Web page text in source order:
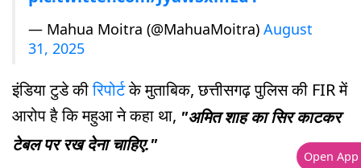
— Mahua Moitra (@MahuaMoitra) August
31, 2025
इंडिया टुडे कीरिपोर्टके मुताबिक, छत्तीसगढ़ पुलिस की FIR में
आरोप है कि महुआ ने कहा था, "अमित शाह का सिर काटकर
टेबल पर रख देना चाहिए."
Open App